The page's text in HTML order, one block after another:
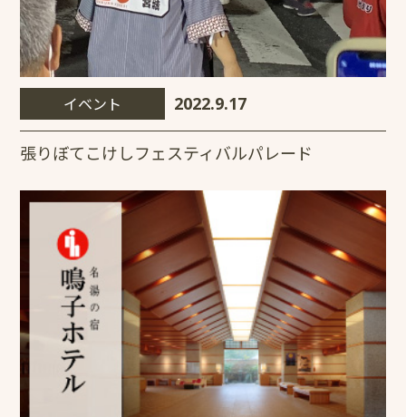
イベント 2022.9.17
張りぼてこけしフェスティバルパレード